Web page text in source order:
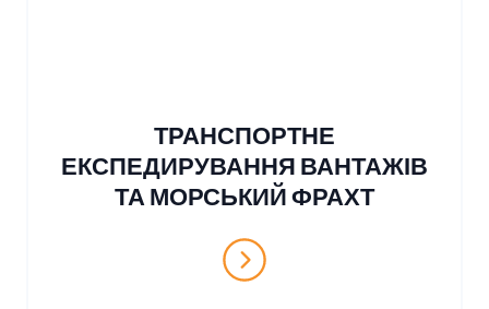
ТРАНСПОРТНЕ
ЕКСПЕДИРУВАННЯ ВАНТАЖІВ
ТА МОРСЬКИЙ ФРАХТ